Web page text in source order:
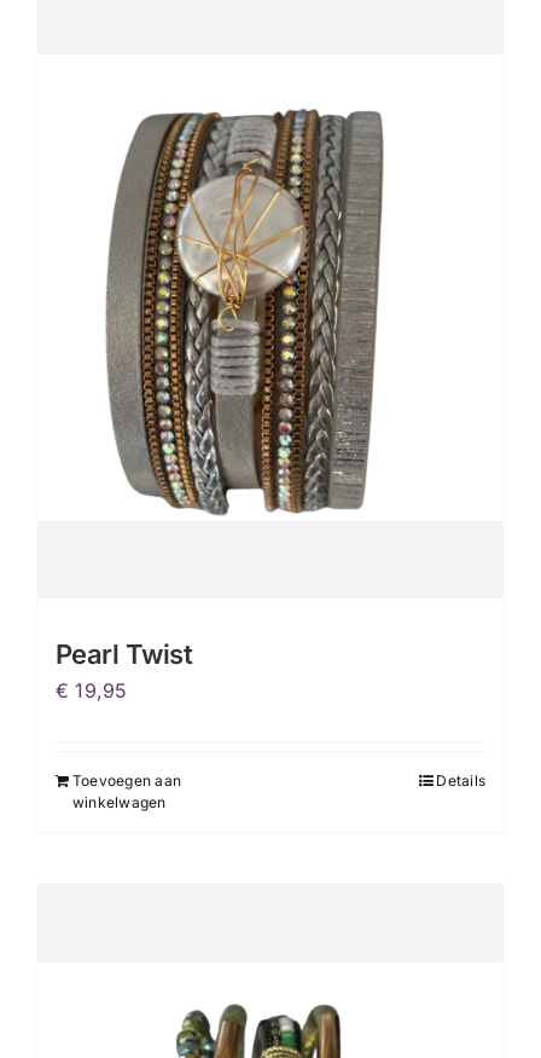
Pearl Twist
€ 19,95
Toevoegen aan
winkelwagen
Details